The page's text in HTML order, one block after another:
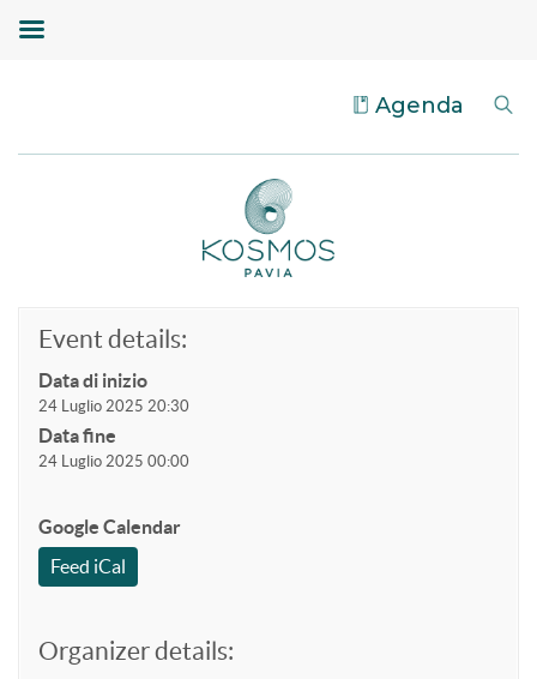
Agenda
Event details:
Data di inizio
24 Luglio 2025 20:30
Data fine
24 Luglio 2025 00:00
Google Calendar
Feed iCal
Organizer details: